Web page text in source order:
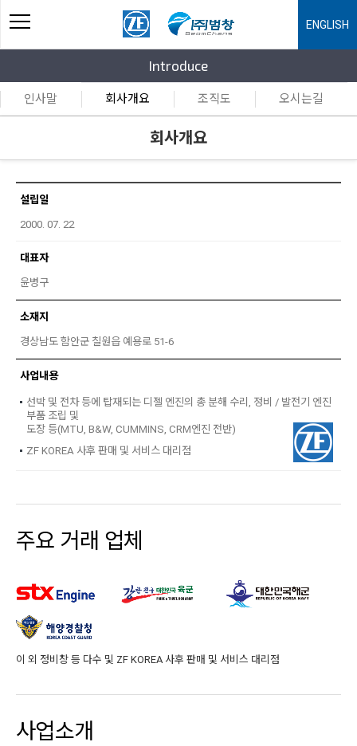
toggle
navigation
ENGLISH
Introduce
인사말 회사개요 조직도 오시는길
회사개요
설립일
2000. 07. 22
대표자
윤병구
소재지
경상남도 함안군 칠원읍 예용로 51-6
사업내용
선박 및 전차 등에 탑재되는 디젤 엔진의 총 분해 수리, 정비 / 발전기 엔진
부품 조립 및
도장 등(MTU, B&W, CUMMINS, CRM엔진 전반)
ZF KOREA 사후 판매 및 서비스 대리점
주요 거래 업체
이 외 정비창 등 다수 및 ZF KOREA 사후 판매 및 서비스 대리점
사업소개